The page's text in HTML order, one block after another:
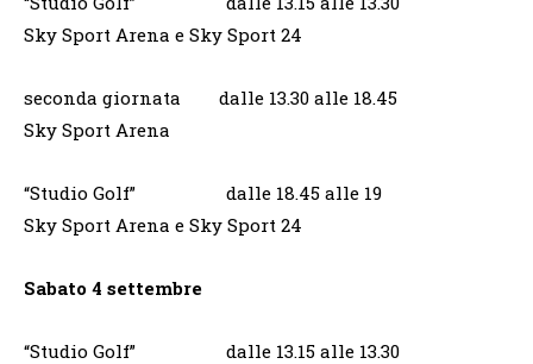
Sky Sport Arena e Sky Sport 24
seconda giornata dalle 13.30 alle 18.45
Sky Sport Arena
“Studio Golf” dalle 18.45 alle 19
Sky Sport Arena e Sky Sport 24
Sabato 4 settembre
“Studio Golf” dalle 13.15 alle 13.30